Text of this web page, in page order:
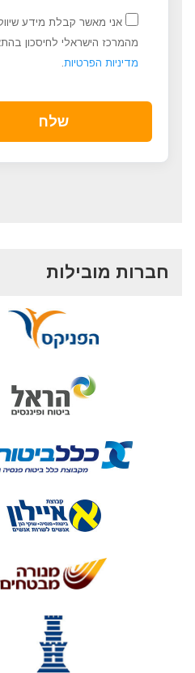
אני מאשר קבלת מידע שיווקי
מהמרכז הישראלי לחיסכון
מדיניות הפרטיות.
חברות מובילות